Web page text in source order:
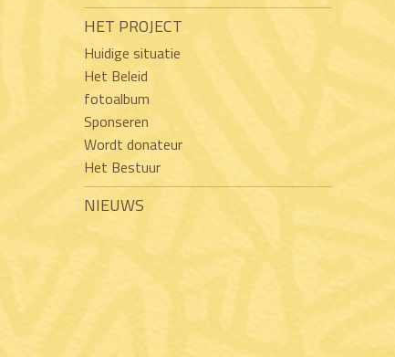
HET PROJECT
Huidige situatie
Het Beleid
fotoalbum
Sponseren
Wordt donateur
Het Bestuur
NIEUWS